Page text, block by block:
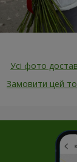
Усі фото
Замовити цей